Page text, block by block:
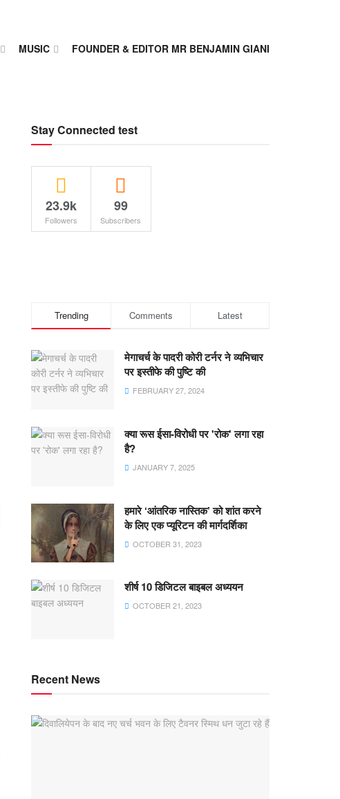
MUSIC FOUNDER & EDITOR MR BENJAMIN GIANI
Stay Connected test
23.9k
Followers
99
Subscribers
Trending Comments Latest
मेगाचर्च के पादरी कोरी टर्नर ने व्यभिचार
पर इस्तीफे की पुष्टि की
FEBRUARY 27, 2024
क्या रूस ईसा-विरोधी पर 'रोक' लगा रहा
है?
JANUARY 7, 2025
हमारे ‘आंतरिक नास्तिक’ को शांत करने
के लिए एक प्यूरिटन की मार्गदर्शिका
OCTOBER 31, 2023
शीर्ष 10 डिजिटल बाइबल अध्ययन
OCTOBER 21, 2023
Recent News